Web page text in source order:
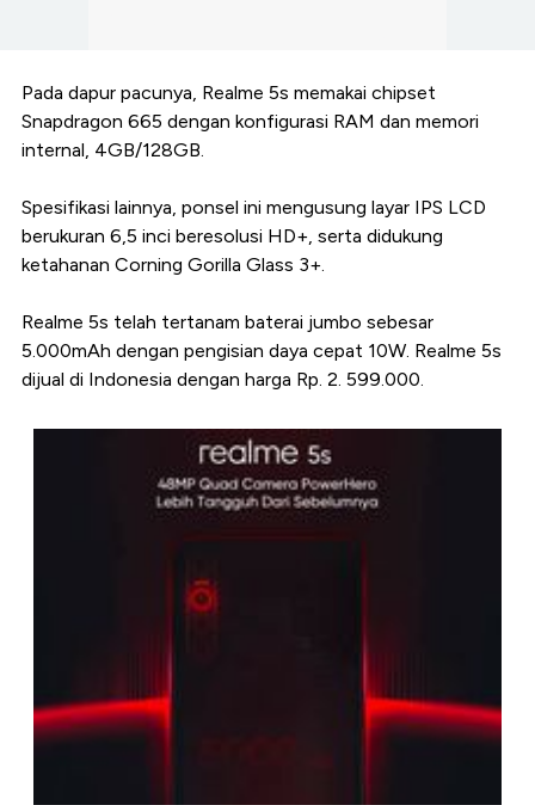
Pada dapur pacunya, Realme 5s memakai chipset
Snapdragon 665 dengan konfigurasi RAM dan memori
internal, 4GB/128GB.
Spesifikasi lainnya, ponsel ini mengusung layar IPS LCD
berukuran 6,5 inci beresolusi HD+, serta didukung
ketahanan Corning Gorilla Glass 3+.
Realme 5s telah tertanam baterai jumbo sebesar
5.000mAh dengan pengisian daya cepat 10W. Realme 5s
dijual di Indonesia dengan harga Rp. 2. 599.000.